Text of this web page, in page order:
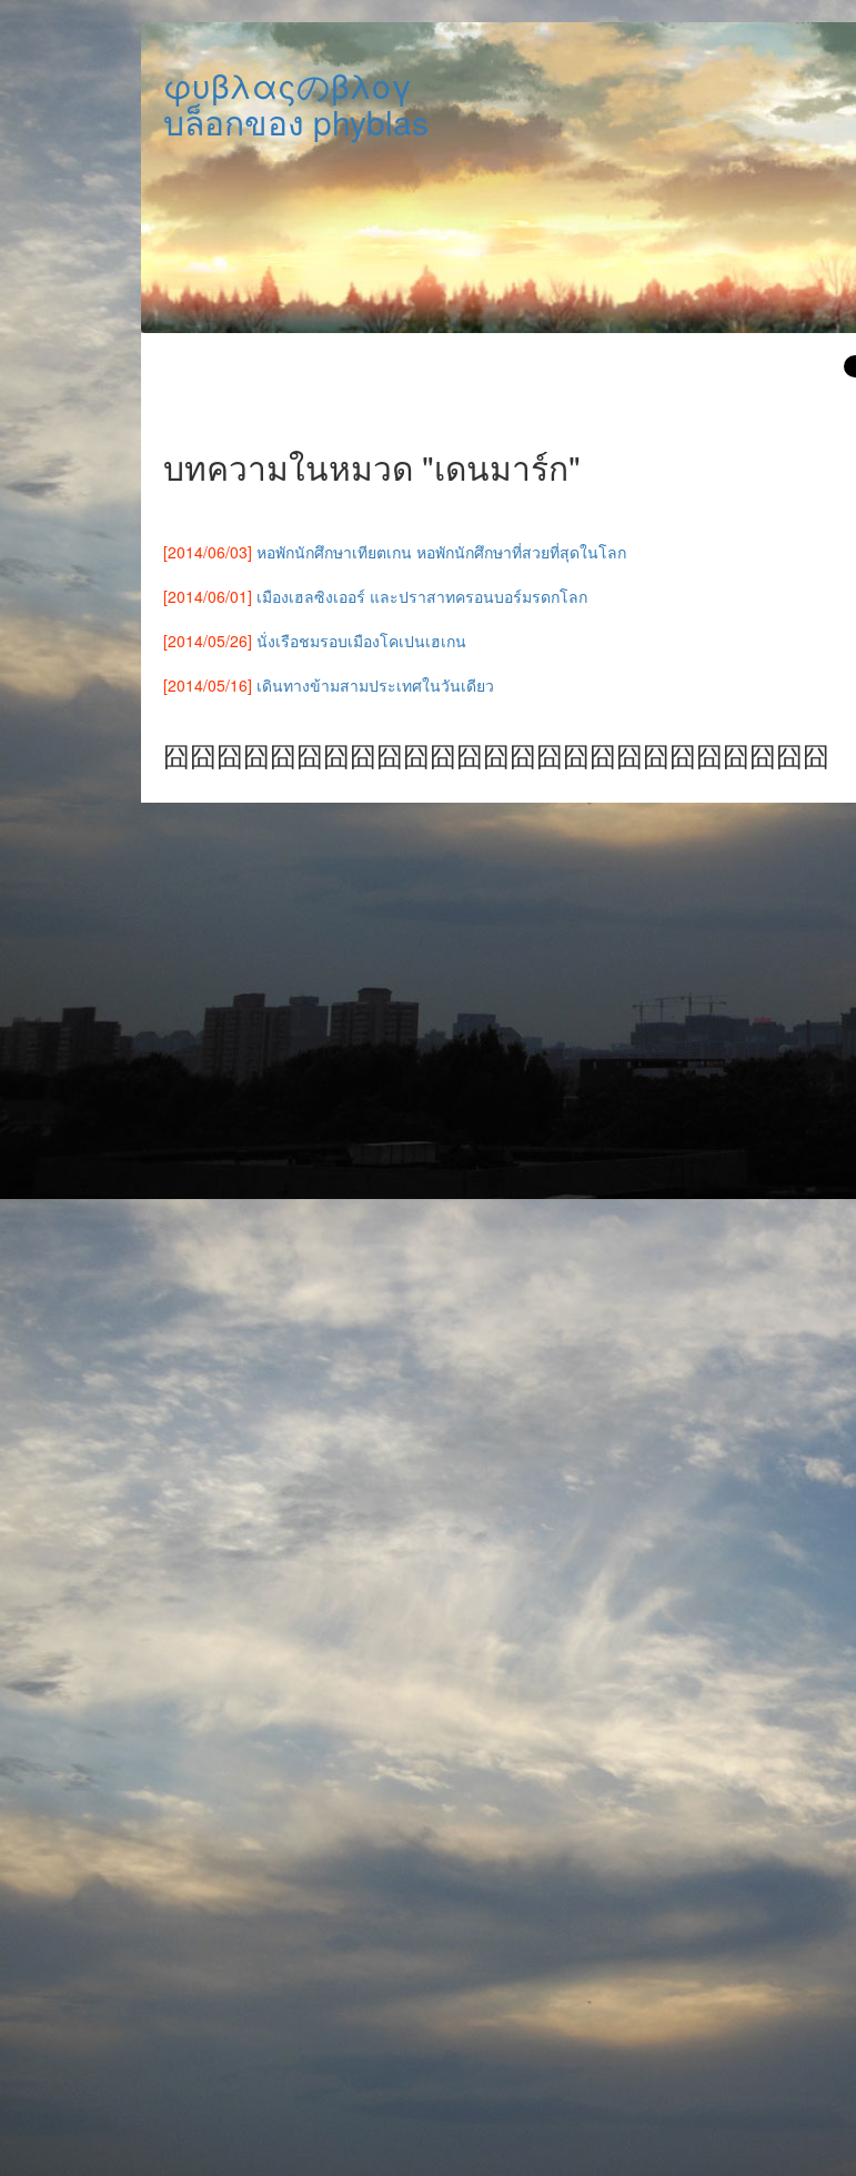
φυβλαςのβλογ
บล็อกของ phyblas
บทความในหมวด "เดนมาร์ก"
[2014/06/03] หอพักนักศึกษาเทียตเกน หอพักนักศึกษาที่สวยที่สุดในโลก
[2014/06/01] เมืองเฮลซิงเออร์ และปราสาทครอนบอร์มรดกโลก
[2014/05/26] นั่งเรือชมรอบเมืองโคเปนเฮเกน
[2014/05/16] เดินทางข้ามสามประเทศในวันเดียว
囧囧囧囧囧囧囧囧囧囧囧囧囧囧囧囧囧囧囧囧囧囧囧囧囧